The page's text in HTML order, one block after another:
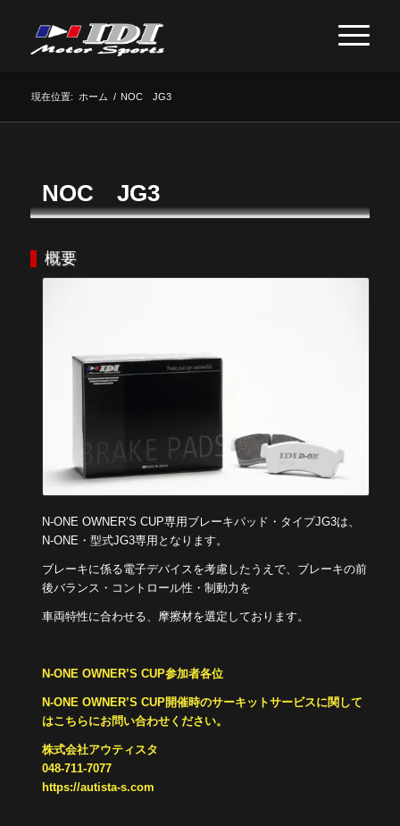
現在位置: ホーム / NOC JG3
NOC JG3
概要
N-ONE OWNER’S CUP専用ブレーキパッド・タイプJG3は、
N-ONE・型式JG3専用となります。
ブレーキに係る電子デバイスを考慮したうえで、ブレーキの前
後バランス・コントロール性・制動力を
車両特性に合わせる、摩擦材を選定しております。
N-ONE OWNER’S CUP参加者各位
N-ONE OWNER’S CUP開催時のサーキットサービスに関して
はこちらにお問い合わせください。
株式会社アウティスタ
048-711-7077
https://autista-s.com